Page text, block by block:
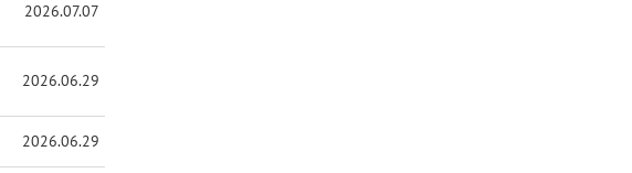
2026.07.07
2026.06.29
2026.06.29